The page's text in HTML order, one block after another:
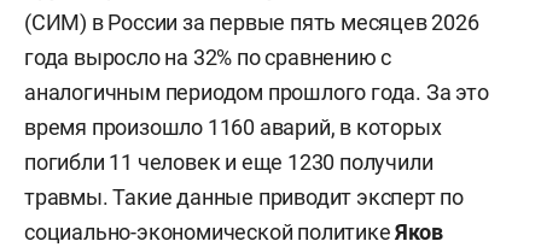
(СИМ) в России за первые пять месяцев 2026
года выросло на 32% по сравнению с
аналогичным периодом прошлого года. За это
время произошло 1160 аварий, в которых
погибли 11 человек и еще 1230 получили
травмы. Такие данные приводит эксперт по
социально-экономической политикеЯков